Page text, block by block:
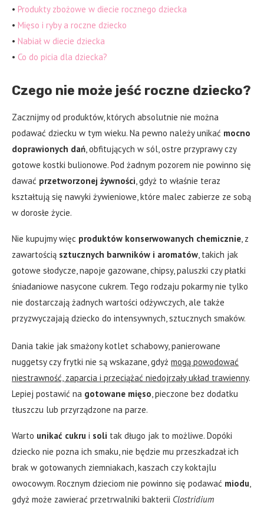
• Produkty zbożowe w diecie rocznego dziecka
• Mięso i ryby a roczne dziecko
• Nabiał w diecie dziecka
• Co do picia dla dziecka?
Czego nie może jeść roczne dziecko?
Zacznijmy od produktów, których absolutnie nie można
podawać dziecku w tym wieku. Na pewno należy unikać mocno
doprawionych dań, obfitujących w sól, ostre przyprawy czy
gotowe kostki bulionowe. Pod żadnym pozorem nie powinno się
dawać przetworzonej żywności, gdyż to właśnie teraz
kształtują się nawyki żywieniowe, które malec zabierze ze sobą
w dorosłe życie.
Nie kupujmy więc produktów konserwowanych chemicznie, z
zawartością sztucznych barwników i aromatów, takich jak
gotowe słodycze, napoje gazowane, chipsy, paluszki czy płatki
śniadaniowe nasycone cukrem. Tego rodzaju pokarmy nie tylko
nie dostarczają żadnych wartości odżywczych, ale także
przyzwyczajają dziecko do intensywnych, sztucznych smaków.
Dania takie jak smażony kotlet schabowy, panierowane
nuggetsy czy frytki nie są wskazane, gdyż mogą powodować
niestrawność, zaparcia i przeciążać niedojrzały układ trawienny.
Lepiej postawić na gotowane mięso, pieczone bez dodatku
tłuszczu lub przyrządzone na parze.
Warto unikać cukru i soli tak długo jak to możliwe. Dopóki
dziecko nie pozna ich smaku, nie będzie mu przeszkadzał ich
brak w gotowanych ziemniakach, kaszach czy koktajlu
owocowym. Rocznym dzieciom nie powinno się podawać miodu,
gdyż może zawierać przetrwalniki bakterii Clostridium